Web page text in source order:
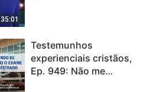
35:01
Testemunhos
experienciais cristãos,
Ep. 949: Não me